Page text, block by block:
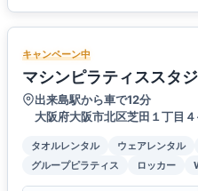
キャンペーン中
マシンピラティススタ
出来島駅から車で12分
大阪府大阪市北区芝田１丁目
タオルレンタル ウェアレンタル
グループピラティス
ロッカー